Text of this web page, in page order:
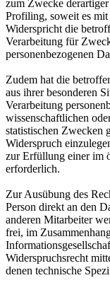
zum Zwecke
Profiling, soweit es
Widerspricht die
Verarbeitung für
personenbezogenen
Zudem hat die
aus ihrer besonderen
Verarbeitung
wissenschaftlichen
statistischen Zwecken
Widerspruch
zur Erfüllung einer im
erforderlich.
Zur Ausübung des
Person direkt an den
anderen Mitarbeiter
frei, im
Widerspruchsrecht
denen technische